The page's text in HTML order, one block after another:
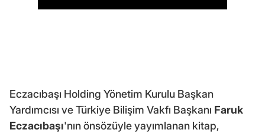
Eczacıbaşı Holding Yönetim Kurulu Başkan
Yardımcısı ve Türkiye Bilişim Vakfı Başkanı Faruk
Eczacıbaşı'nın önsözüyle yayımlanan kitap,